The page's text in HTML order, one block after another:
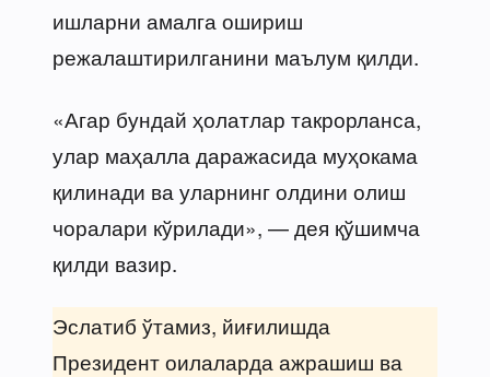
ишларни амалга ошириш
режалаштирилганини маълум қилди.
«Агар бундай ҳолатлар такрорланса,
улар маҳалла даражасида муҳокама
қилинади ва уларнинг олдини олиш
чоралари кўрилади», — дея қўшимча
қилди вазир.
Эслатиб ўтамиз, йиғилишда
Президент оилаларда ажрашиш ва